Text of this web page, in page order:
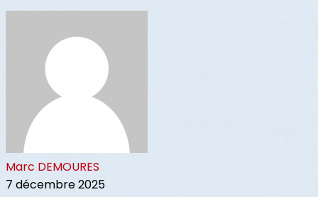
Marc DEMOURES
7 décembre 2025